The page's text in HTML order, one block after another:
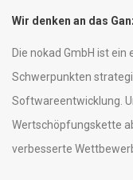
Wir denken an das
Die nokad GmbH ist
Schwerpunkten
Softwareentwicklung.
Wertschöpfungskette
verbesserte